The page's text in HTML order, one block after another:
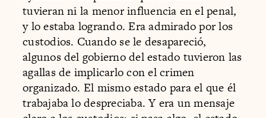
tuvieran ni la menor influencia en el penal,
y lo estaba logrando. Era admirado por los
custodios. Cuando se le desapareció,
algunos del gobierno del estado tuvieron las
agallas de implicarlo con el crimen
organizado. El mismo estado para el que él
trabajaba lo despreciaba. Y era un mensaje